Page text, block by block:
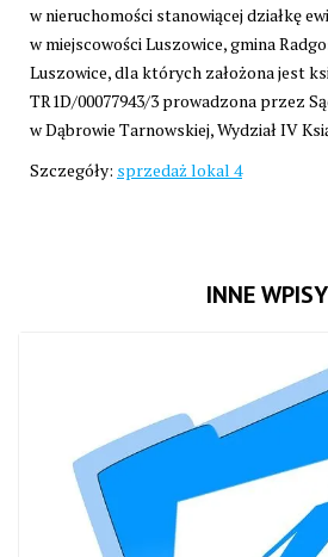
w nieruchomości stanowiącej działkę
w miejscowości Luszowice, gmina
Luszowice, dla których założona jest
TR1D/00077943/3 prowadzona przez
w Dąbrowie Tarnowskiej, Wydział IV
Szczegóły: sprzedaż lokal 4
INNE WPISY